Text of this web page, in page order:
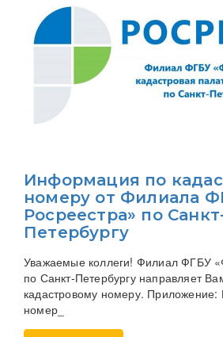
Информация по
номеру от Филиала
Росреестра» по
Петербургу
Уважаемые коллеги! Филиал ФГБУ
по Санкт-Петербургу направляет
кадастровому номеру. Приложение:
номер_